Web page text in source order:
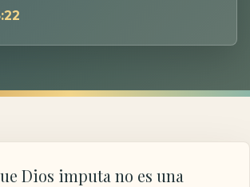
Dios imputa no es una